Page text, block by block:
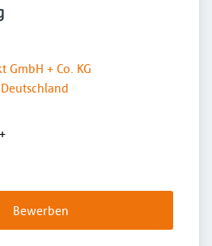
+ Co. KG
+
Bewerben